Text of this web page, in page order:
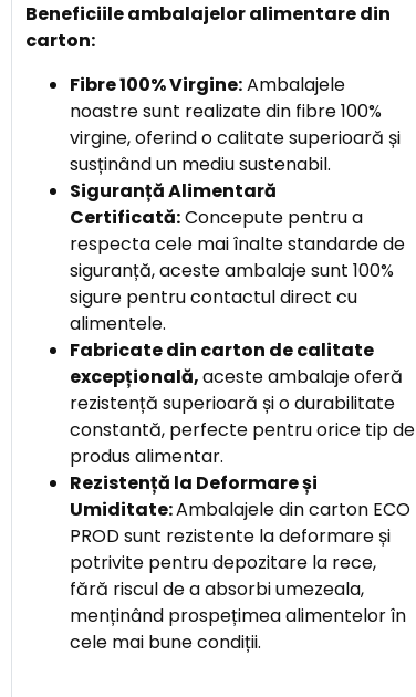
Beneficiileambalajelor alimentare din
carton:
Fibre 100% Virgine:Ambalajele
noastre sunt realizate din fibre 100%
virgine, oferind o calitate superioară și
susținând un mediu sustenabil.
Siguranță Alimentară
Certificată:Concepute pentru a
respecta cele mai înalte standarde de
siguranță, aceste ambalaje sunt 100%
sigure pentru contactul direct cu
alimentele.
Fabricate din carton de calitate
excepțională,aceste ambalaje oferă
rezistență superioară și o durabilitate
constantă, perfecte pentru orice tip de
produs alimentar.
Rezistență la Deformare și
Umiditate:Ambalajele din carton ECO
PROD sunt rezistente la deformare și
potrivite pentru depozitare la rece,
fără riscul de a absorbi umezeala,
menținând prospețimea alimentelor în
cele mai bune condiții.